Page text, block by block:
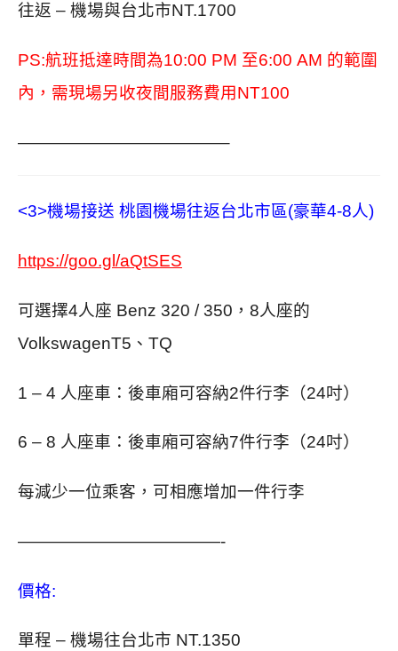
往返 – 機場與台北市NT.1700
PS:航班抵達時間為10:00 PM 至6:00 AM 的範圍
內，需現場另收夜間服務費用NT100
————————————–
<3>機場接送 桃園機場往返台北市區(豪華4-8人)
https://goo.gl/aQtSES
可選擇4人座 Benz 320 / 350，8人座的
VolkswagenT5、TQ
1 – 4 人座車：後車廂可容納2件行李（24吋）
6 – 8 人座車：後車廂可容納7件行李（24吋）
每減少一位乘客，可相應增加一件行李
————————————-
價格:
單程 – 機場往台北市 NT.1350